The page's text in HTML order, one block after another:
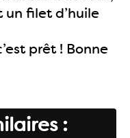
filet d’huile
prêt ! Bonne
: